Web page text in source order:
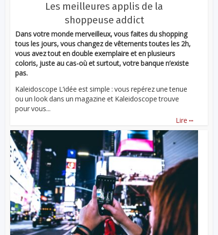
Les meilleures applis de la
shoppeuse addict
Dans votre monde merveilleux, vous faites du shopping
tous les jours, vous changez de vêtements toutes les 2h,
vous avez tout en double exemplaire et en plusieurs
coloris, juste au cas-où et surtout, votre banque n’existe
pas.
Kaleidoscope L’idée est simple : vous repérez une tenue
ou un look dans un magazine et Kaleidoscope trouve
pour vous...
Lire ...